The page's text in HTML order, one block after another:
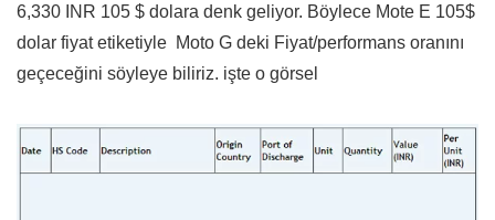
6,330 INR 105 $ dolara denk geliyor. Böylece Mote E 105$
dolar fiyat etiketiyle Moto G deki Fiyat/performans oranını
geçeceğini söyleye biliriz. işte o görsel